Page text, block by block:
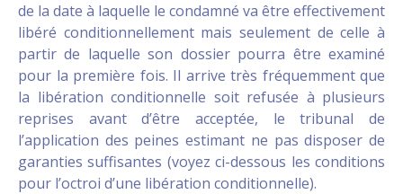
de la date à laquelle le condamné va être effectivement
libéré conditionnellement mais seulement de celle à
partir de laquelle son dossier pourra être examiné
pour la première fois. Il arrive très fréquemment que
la libération conditionnelle soit refusée à plusieurs
reprises avant d’être acceptée, le tribunal de
l’application des peines estimant ne pas disposer de
garanties suffisantes (voyez ci-dessous les conditions
pour l’octroi d’une libération conditionnelle).